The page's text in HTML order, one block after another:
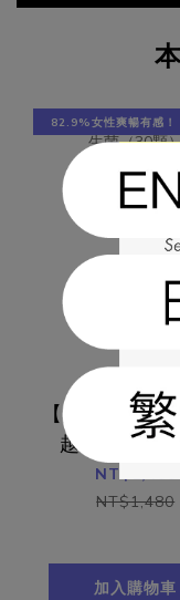
之外，好檬鈣也添加
315.1毫克鎂 157.5毫
前保養每天1-2包。
82.9%女性爽暢有感！
【好清爽】
越莓益生菌
顆）
NT$1,400
NT$1,480
加入購物車